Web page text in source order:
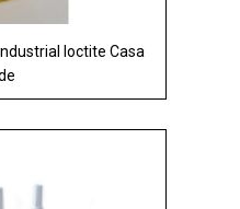
loctite Casa